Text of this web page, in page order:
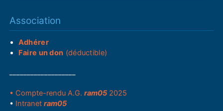
Association
Adhérer
Faire un don (déductible)
• Compte-rendu A.G.ram05 2025
• Intranetram05